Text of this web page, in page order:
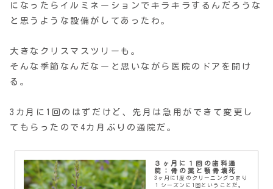
になったらイルミネーションでキラキラするんだろうな
と思うような設備がしてあったわ。
大きなクリスマスツリーも。
そんな季節なんだなーと思いながら医院のドアを開け
る。
3カ月に1回のはずだけど、先月は急用ができて変更し
てもらったので4カ月ぶりの通院だ。
３ヶ月に１回の歯科通
院：骨の薬と顎骨壊死
3ヶ月に1度のクリーニングつまり
１シーズンに1回ということだ。